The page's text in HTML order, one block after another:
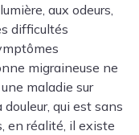
aux odeurs,
difficultés
migraineuse ne
maladie sur
qui est sans
en réalité, il existe